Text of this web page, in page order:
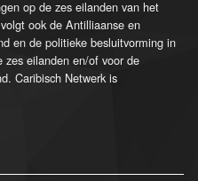
op de zes eilanden van het
ook de Antilliaanse en
en de politieke besluitvorming in
zes eilanden en/of voor de
Caribisch Netwerk is